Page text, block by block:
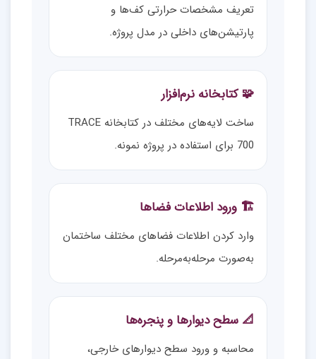
تعریف مشخصات حرارتی کف‌ها و
پارتیشن‌های داخلی در مدل پروژه.
🧩 کتابخانه نرم‌افزار
ساخت لایه‌های مختلف در کتابخانه TRACE
700 برای استفاده در پروژه نمونه.
🏗️ ورود اطلاعات فضاها
وارد کردن اطلاعات فضاهای مختلف ساختمان
به‌صورت مرحله‌به‌مرحله.
📐 سطح دیوارها و پنجره‌ها
محاسبه و ورود سطح دیوارهای خارجی،